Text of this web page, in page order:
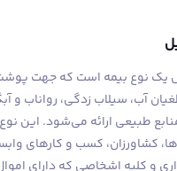
یک نوع بیمه است که جهت
آب، سیلاب زدگی، رواناب و
طبیعی ارائه می‌شود. این
کشاورزان، کسب و کارهای
و کلیه اشخاصی که دارای